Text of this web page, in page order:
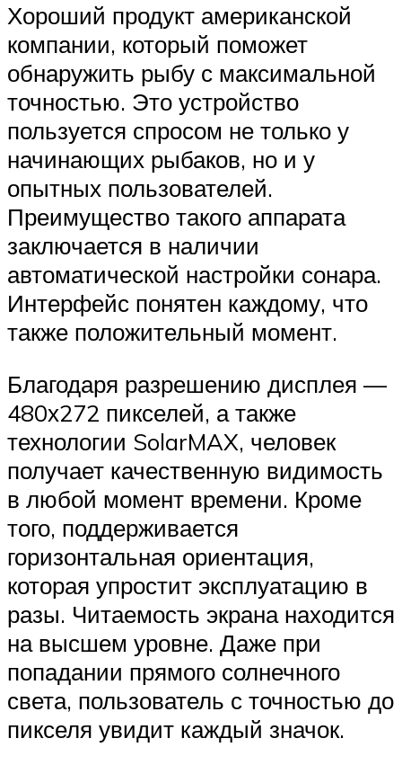
Хороший продукт американской
компании, который поможет
обнаружить рыбу с максимальной
точностью. Это устройство
пользуется спросом не только у
начинающих рыбаков, но и у
опытных пользователей.
Преимущество такого аппарата
заключается в наличии
автоматической настройки сонара.
Интерфейс понятен каждому, что
также положительный момент.
Благодаря разрешению дисплея —
480х272 пикселей, а также
технологии SolarMAX, человек
получает качественную видимость
в любой момент времени. Кроме
того, поддерживается
горизонтальная ориентация,
которая упростит эксплуатацию в
разы. Читаемость экрана находится
на высшем уровне. Даже при
попадании прямого солнечного
света, пользователь с точностью до
пикселя увидит каждый значок.